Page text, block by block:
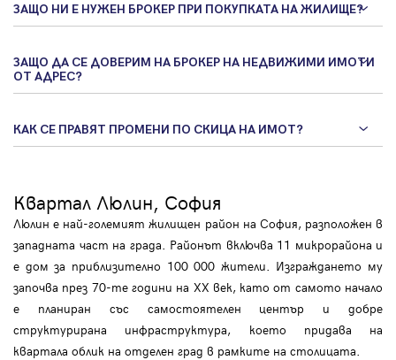
ЗАЩО НИ Е НУЖЕН БРОКЕР ПРИ ПОКУПКАТА НА ЖИЛИЩЕ?
ЗАЩО ДА СЕ ДОВЕРИМ НА БРОКЕР НА НЕДВИЖИМИ ИМОТИ
ОТ АДРЕС?
КАК СЕ ПРАВЯТ ПРОМЕНИ ПО СКИЦА НА ИМОТ?
Квартал Люлин, София
Люлин е най-големият жилищен район на София, разположен в
западната част на града. Районът включва 11 микрорайона и
е дом за приблизително 100 000 жители. Изграждането му
започва през 70-те години на XX век, като от самото начало
е планиран със самостоятелен център и добре
структурирана инфраструктура, което придава на
квартала облик на отделен град в рамките на столицата.